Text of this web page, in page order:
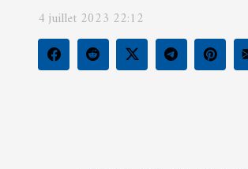
4 juillet 2023 22:12